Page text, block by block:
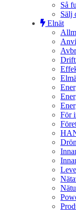
Så
Sälj
Elnät
För